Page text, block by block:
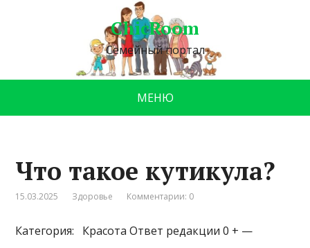
ChicRoom
Семейный портал
МЕНЮ
Что такое кутикула?
15.03.2025 Здоровье Комментарии: 0
Категория: КрасотаОтвет редакции 0 + —